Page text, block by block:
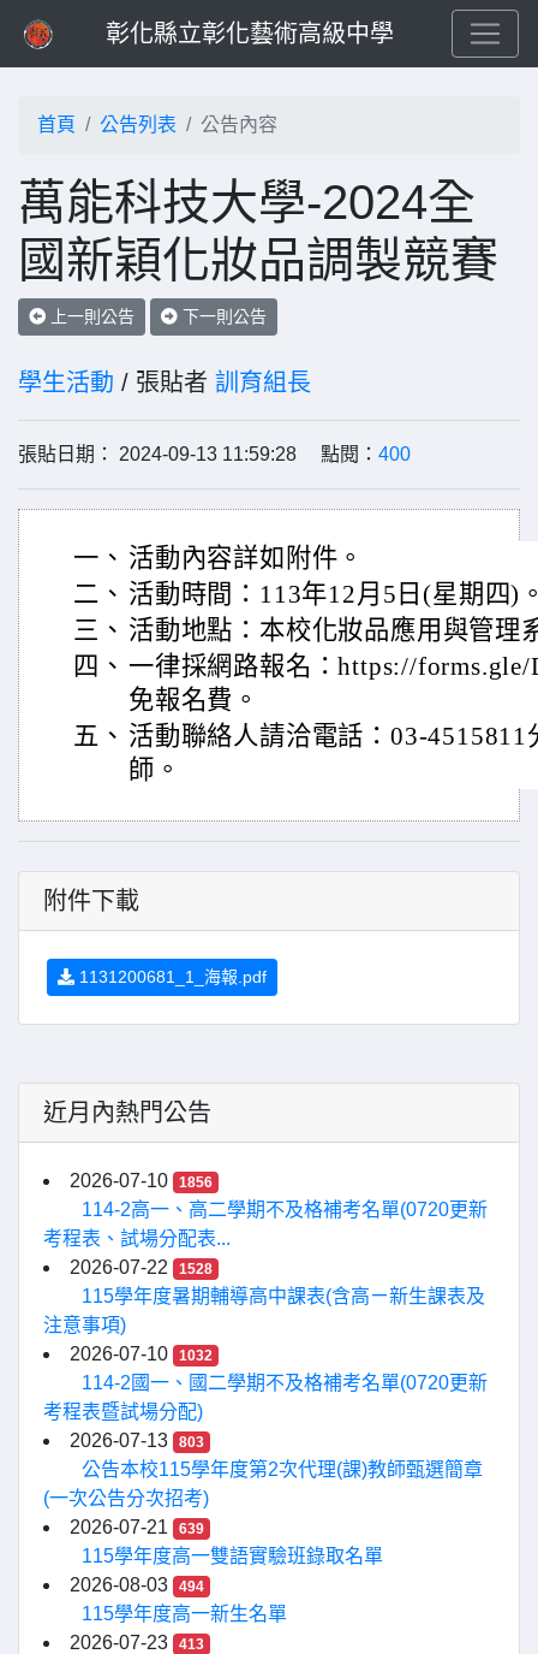
彰化縣立彰化藝術高級中學
首頁 公告列表 公告內容
萬能科技大學-2024全
國新穎化妝品調製競賽
上一則公告 下一則公告
學生活動 / 張貼者 訓育組長
張貼日期： 2024-09-13 11:59:28 點閱： 400
一、 活動內容詳如附件。
二、 活動時間：113年12月5日(星期四)
三、 活動地點：本校化妝品應用與管理
四、 一律採網路報名：https://forms.gle/
免報名費。
五、 活動聯絡人請洽電話：03-
師。
附件下載
1131200681_1_海報.pdf
近月內熱門公告
2026-07-10 1856
114-2高一、高二學期不及格補考名單(0720更新
考程表、試場分配表...
2026-07-22
1528
115學年度暑期輔導高中課表(含高ㄧ新生課表及
注意事項)
2026-07-10
1032
114-2國一、國二學期不及格補考名單(0720更新
考程表暨試場分配)
2026-07-13
803
公告本校115學年度第2次代理(課)教師甄選簡章
(一次公告分次招考)
2026-07-21
639
115學年度高一雙語實驗班錄取名單
2026-08-03
494
115學年度高一新生名單
2026-07-23
413